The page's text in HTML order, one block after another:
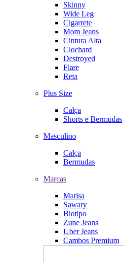
Skinny
Wide Leg
Cigarrete
Mom Jeans
Cintura Alta
Clochard
Destroyed
Flare
Reta
Plus Size
Calça
Shorts e Bermudas
Masculino
Calça
Bermudas
Marcas
Marisa
Sawary
Biotipo
Zune Jeans
Uber Jeans
Cambos Premium